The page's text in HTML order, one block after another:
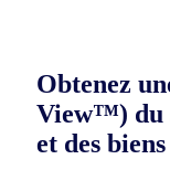
Obtenez
View™) du
et des